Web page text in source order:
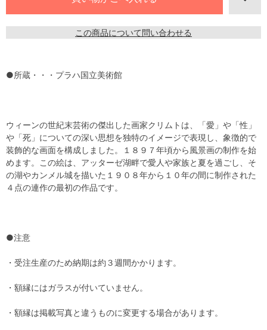
この商品について問い合わせる
●所蔵・・・プラハ国立美術館
ウィーンの世紀末芸術の傑出した画家クリムトは、「愛」や「性」
や「死」についての深い思想を独特のイメージで表現し、象徴的で
装飾的な画面を構成しました。１８９７年頃から風景画の制作を始
めます。この絵は、アッターゼ湖畔で愛人や家族と夏を過ごし、そ
の湖やカンメル城を描いた１９０８年から１０年の間に制作された
４点の連作の最初の作品です。
●注意
・受注生産のため納期は約３週間かかります。
・額縁にはガラスが付いていません。
・額縁は掲載写真と違うものに変更する場合があります。